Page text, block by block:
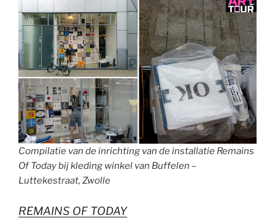
Compilatie van de inrichting van de installatie Remains
Of Today bij kleding winkel van Buffelen –
Luttekestraat, Zwolle
REMAINS OF TODAY